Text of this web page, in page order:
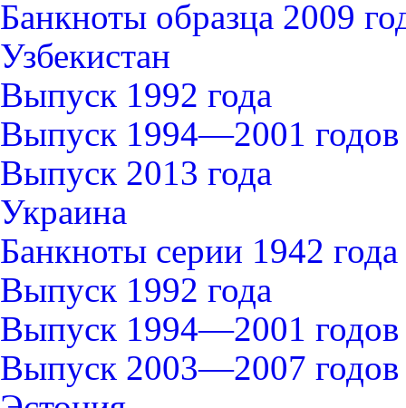
Банкноты образца 2009
Узбекистан
Выпуск 1992 года
Выпуск 1994—2001 годов
Выпуск 2013 года
Украина
Банкноты серии 1942 года
Выпуск 1992 года
Выпуск 1994—2001 годов
Выпуск 2003—2007 годов